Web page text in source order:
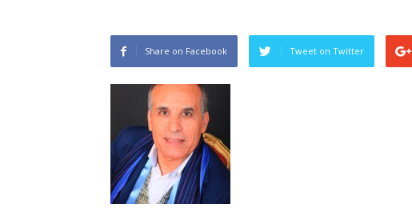
Share on Facebook Tweet on Twitter